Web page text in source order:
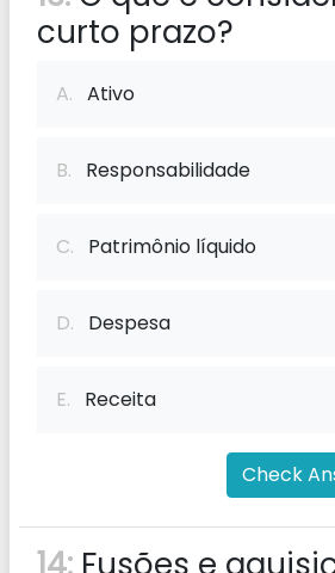
curto prazo?
A. Ativo
B. Responsabilidade
C. Patrimônio líquido
D. Despesa
E. Receita
Check